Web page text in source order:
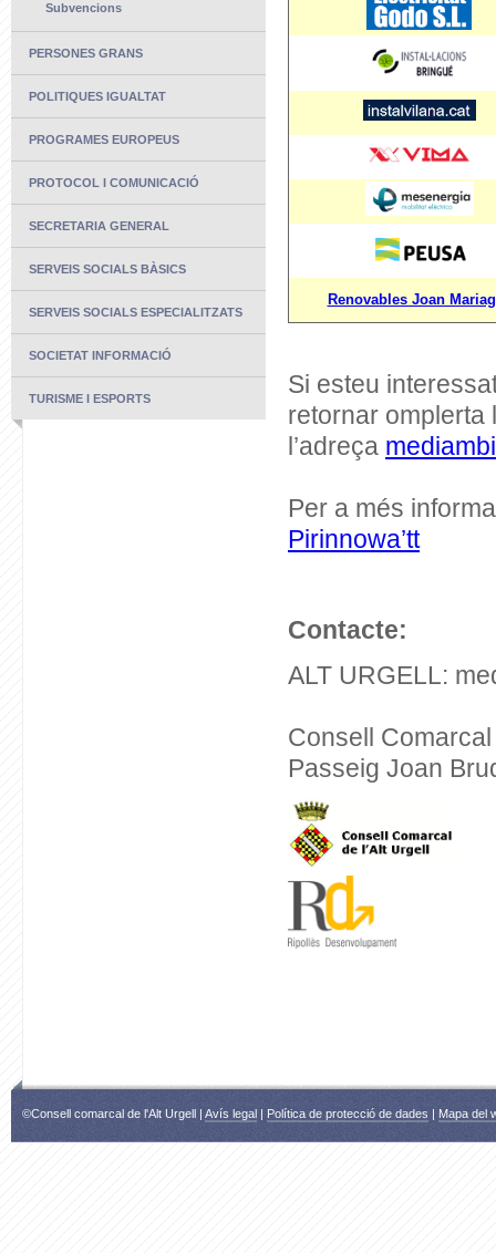
Subvencions
PERSONES GRANS
POLITIQUES IGUALTAT
PROGRAMES EUROPEUS
PROTOCOL I COMUNICACIÓ
SECRETARIA GENERAL
SERVEIS SOCIALS BÀSICS
SERVEIS SOCIALS ESPECIALITZATS
SOCIETAT INFORMACIÓ
TURISME I ESPORTS
Renovables Joan
Si esteu
retornar
l’adreça
Per a més
Pirinnowa’tt
Contacte:
ALT URGELL:
Consell Comarcal
Passeig Joan
©Consell comarcal de l'Alt Urgell | Avís legal | Política de protecció de dades | Mapa del